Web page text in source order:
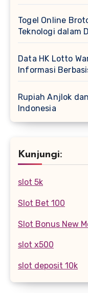
Togel Online
Teknologi dalam
Data HK Lotto
Informasi
Rupiah Anjlok
Indonesia
Kunjungi:
slot 5k
Slot Bet 100
Slot Bonus New
slot x500
slot deposit 10k